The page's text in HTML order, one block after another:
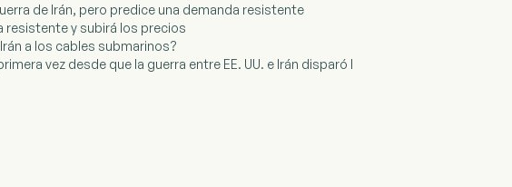
de Irán, pero predice una demanda resistente
resistente y subirá los precios
a los cables submarinos?
vez desde que la guerra entre EE. UU. e Irán disparó l